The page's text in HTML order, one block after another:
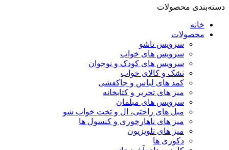
دسته‌بندی محصولات
خانه
محصولات
سرویس تاشو
سرویس های خواب
سرویس های کودک و نوجوان
تشک و کالای خواب
کمد های لباس و جاکفشی
میز های تحریر و کتابخانه
سرویس های مبلمان
مبل های راحتی، ال و تخت خواب شو
میز های ناهارخوری و کنسول ها
میز های تلویزیون
دکوری ها